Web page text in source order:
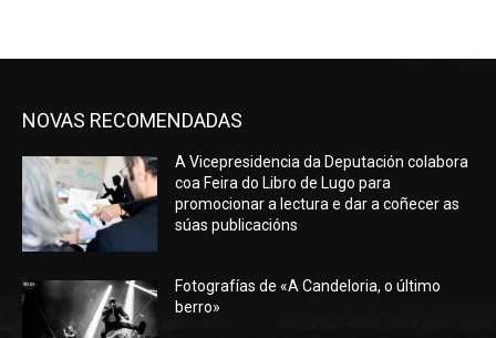
NOVAS RECOMENDADAS
A Vicepresidencia da Deputación colabora
coa Feira do Libro de Lugo para
promocionar a lectura e dar a coñecer as
súas publicacións
Fotografías de «A Candeloria, o último
berro»